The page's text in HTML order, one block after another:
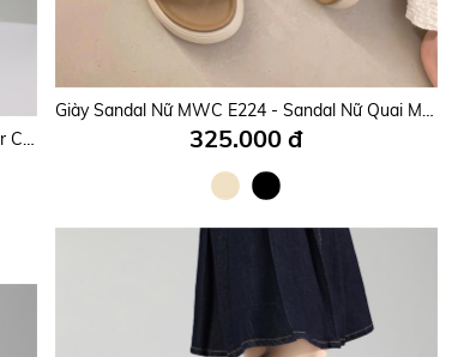
Giày Thể Thao Nữ MWC A382 - Giày Sneaker Cổ Thấp Nữ Đi Học, Đi Chơi, Chạy Bộ Bền Đẹp, Trẻ Trung, Năng Động, Thời trang.
Giày Sandal Nữ MWC E224 - Sandal Nữ Quai Mảnh Chéo Êm Nhẹ, Thanh Lịch, Phong Cách Thời Trang Hàn.
325.000 đ